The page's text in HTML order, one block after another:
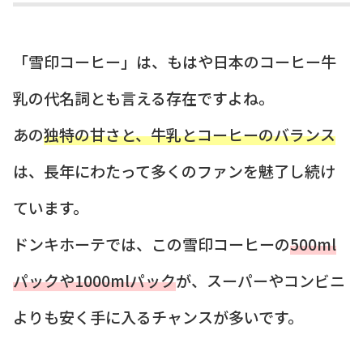
「雪印コーヒー」は、もはや日本のコーヒー牛
乳の代名詞とも言える存在ですよね。
あの独特の甘さと、牛乳とコーヒーのバランス
は、長年にわたって多くのファンを魅了し続け
ています。
ドンキホーテでは、この雪印コーヒーの500ml
パックや1000mlパックが、スーパーやコンビニ
よりも安く手に入るチャンスが多いです。